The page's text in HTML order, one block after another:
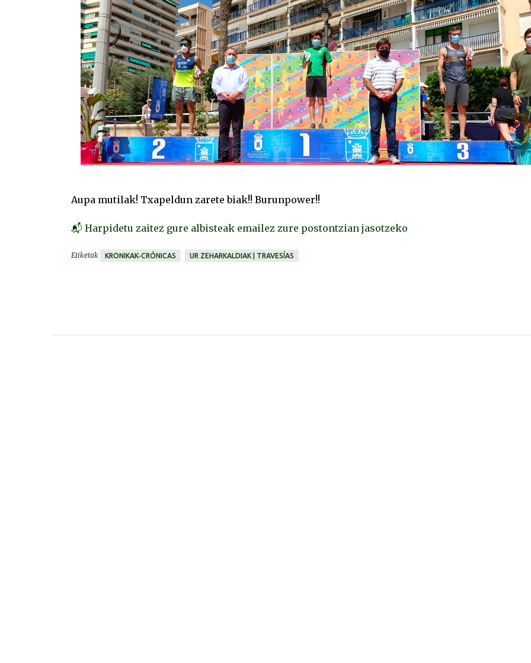
Aupa mutilak! Txapeldun zarete biak!! Burunpower!!
📬 Harpidetu zaitez gure albisteak emailez zure postontzian jasotzeko
Etiketak KRONIKAK-CRÓNICAS UR ZEHARKALDIAK | TRAVESÍAS